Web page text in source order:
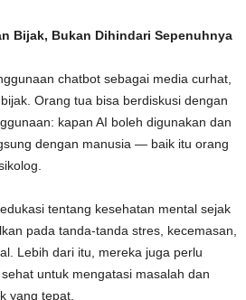
Bijak, Bukan Dihindari Sepenuhnya
chatbot sebagai media curhat,
Orang tua bisa berdiskusi dengan
kapan AI boleh digunakan dan
dengan manusia — baik itu orang
tentang kesehatan mental sejak
pada tanda-tanda stres, kecemasan,
Lebih dari itu, mereka juga perlu
untuk mengatasi masalah dan
yang tepat.